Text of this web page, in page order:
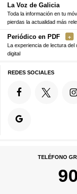
La Voz de Galicia
Toda la información en tu
pierdas la actualidad más
Periódico en PDF
La experiencia de lectura
digital
REDES SOCIALES
TELÉFONO